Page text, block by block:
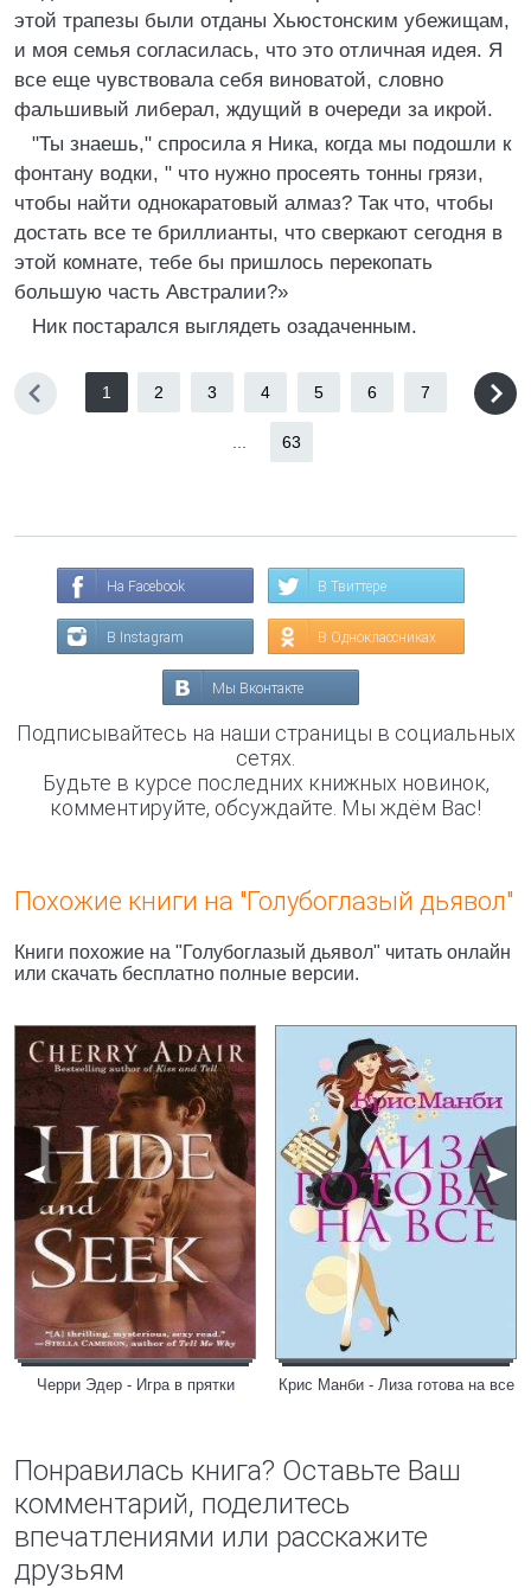
этой трапезы были отданы Хьюстонским убежищам,
и моя семья согласилась, что это отличная идея. Я
все еще чувствовала себя виноватой, словно
фальшивый либерал, ждущий в очереди за икрой.
"Ты знаешь," спросила я Ника, когда мы подошли к
фонтану водки, " что нужно просеять тонны грязи,
чтобы найти однокаратовый алмаз? Так что, чтобы
достать все те бриллианты, что сверкают сегодня в
этой комнате, тебе бы пришлось перекопать
большую часть Австралии?»
Ник постарался выглядеть озадаченным.
1 2 3 4 5 6 7
63
На Facebook В Твиттере
В Instagram В Одноклассниках
Мы Вконтакте
Подписывайтесь на наши страницы в социальных
сетях.
Будьте в курсе последних книжных новинок,
комментируйте, обсуждайте. Мы ждём Вас!
Похожие книги на "Голубоглазый дьявол"
Книги похожие на "Голубоглазый дьявол" читать онлайн
или скачать бесплатно полные версии.
Черри Эдер - Игра в прятки Крис Манби - Лиза готова на все
Понравилась книга? Оставьте Ваш
комментарий, поделитесь
впечатлениями или расскажите
друзьям